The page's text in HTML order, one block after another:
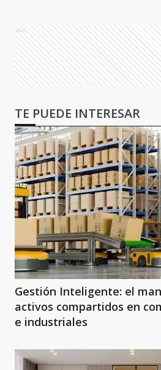
Ads
TE PUEDE INTERESAR
Gestión Inteligente: el
activos compartidos en
e industriales